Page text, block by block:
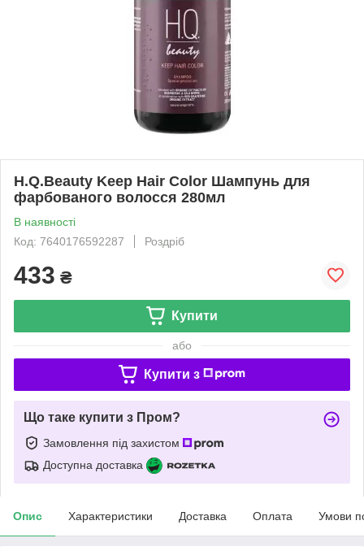
H.Q.Beauty Keep Hair Color Шампунь для
фарбованого волосся 280мл
В наявності
Код: 7640176592287
Роздріб
433 ₴
Купити
або
Купити з
Що таке купити з Пром?
Замовлення під захистом
Доступна доставка
Опис Характеристики Доставка Оплата Умови